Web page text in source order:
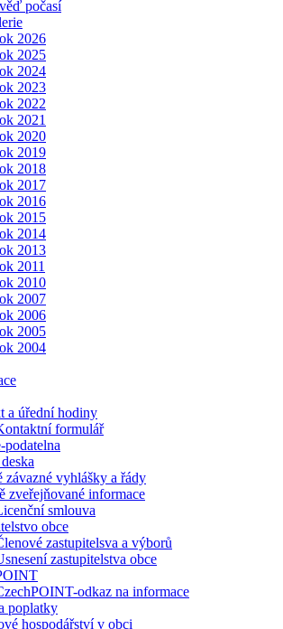
počasí
2026
2025
2024
2023
2022
2021
2020
2019
2018
2017
2016
2015
2014
2013
2011
2010
2007
2006
2005
2004
a úřední hodiny
formulář
podatelna
závazné vyhlášky a řády
zveřejňované informace
smlouva
obce
zastupitelsva a výborů
zastupitelstva obce
odkaz na informace
poplatky
hospodářství v obci